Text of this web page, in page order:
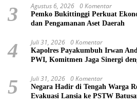
3 Agustus 6, 2026 0 Komentar
Pemko Bukittinggi Perkuat
dan Pengamanan Aset Daerah
4 Juli 31, 2026 0 Komentar
Kapolres Payakumbuh Irwan
PWI, Komitmen Jaga Sinergi
5 Juli 31, 2026 0 Komentar
Negara Hadir di Tengah Warga
Evakuasi Lansia ke PSTW